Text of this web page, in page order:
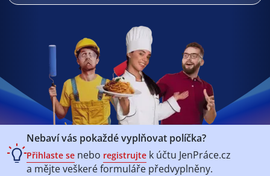
Nebaví vás pokaždé vyplňovat políčka?
Přihlaste se nebo registrujte k účtu JenPráce.cz
a mějte veškeréformuláře předvyplněny.